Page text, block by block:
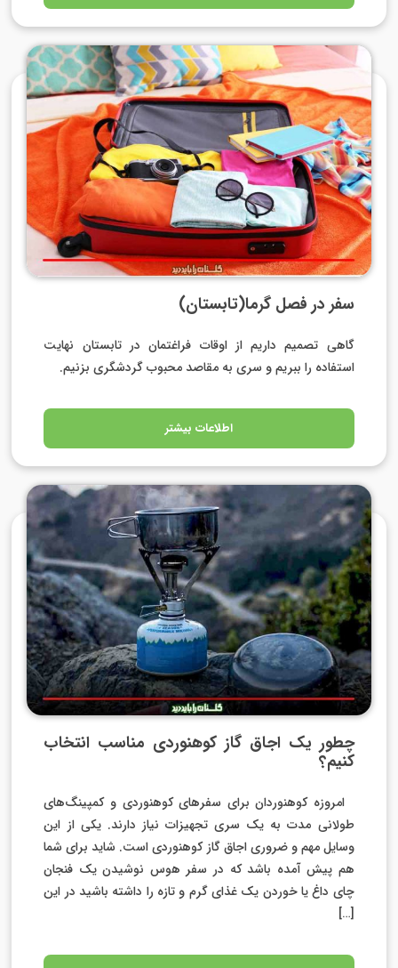
سفر در فصل گرما(تابستان)
گاهی تصمیم داریم از اوقات فراغتمان در تابستان نهایت
استفاده را ببریم و سری به مقاصد محبوب گردشگری بزنیم.
اطلاعات بیشتر
چطور یک اجاق گاز کوهنوردی مناسب انتخاب
امروزه کوهنوردان برای سفرهای کوهنوردی و کمپینگ‌های
طولانی مدت به یک سری تجهیزات نیاز دارند. یکی از این
وسایل مهم و ضروری اجاق گاز کوهنوردی است. شاید برای شما
هم پیش آمده باشد که در سفر هوس نوشیدن یک فنجان
چای داغ یا خوردن یک غذای گرم و تازه را داشته باشید در این